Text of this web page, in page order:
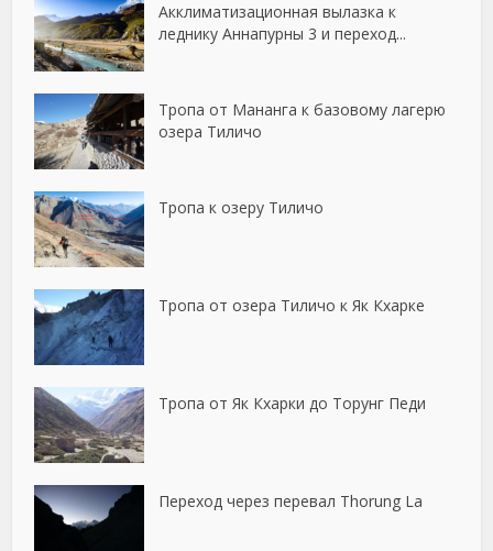
Акклиматизационная вылазка к
леднику Аннапурны 3 и переход...
Тропа от Мананга к базовому лагерю
озера Тиличо
Тропа к озеру Тиличо
Тропа от озера Тиличо к Як Кхарке
Тропа от Як Кхарки до Торунг Педи
Переход через перевал Thorung La